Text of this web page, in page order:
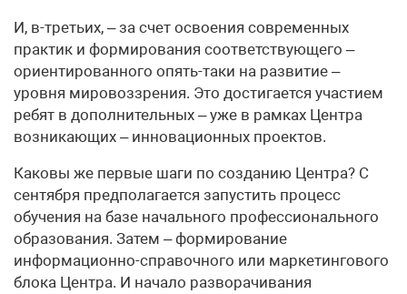
И, в-третьих, – за счет освоения современных
практик и формирования соответствующего –
ориентированного опять-таки на развитие –
уровня мировоззрения. Это достигается участием
ребят в дополнительных – уже в рамках Центра
возникающих – инновационных проектов.
Каковы же первые шаги по созданию Центра? С
сентября предполагается запустить процесс
обучения на базе начального профессионального
образования. Затем – формирование
информационно-справочного или маркетингового
блока Центра. И начало разворачивания